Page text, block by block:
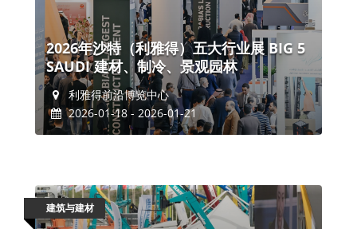
2026年沙特（利雅得）五大行业展 BIG 5
SAUDI 建材、制冷、景观园林
利雅得前沿博览中心
2026-01-18 - 2026-01-21
建筑与建材